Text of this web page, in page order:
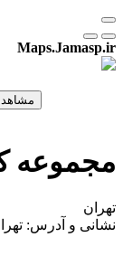
Maps.Jamasp.ir
مجموعه
تهران
نشانی و آدرس: